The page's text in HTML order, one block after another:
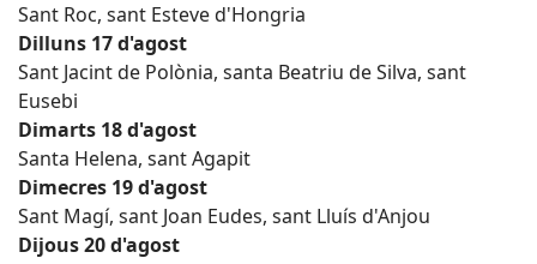
Sant Roc, sant Esteve d'Hongria
Dilluns 17 d'agost
Sant Jacint de Polònia, santa Beatriu de Silva, sant
Eusebi
Dimarts 18 d'agost
Santa Helena, sant Agapit
Dimecres 19 d'agost
Sant Magí, sant Joan Eudes, sant Lluís d'Anjou
Dijous 20 d'agost